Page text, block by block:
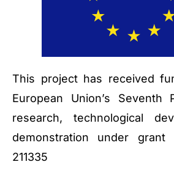
This project has received
European Union’s Seventh
research, technological
demonstration under grant
211335